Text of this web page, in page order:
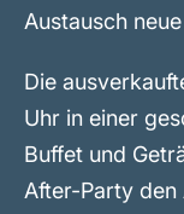
Austausch
Die
Uhr in einer
Buffet und
After-Party den